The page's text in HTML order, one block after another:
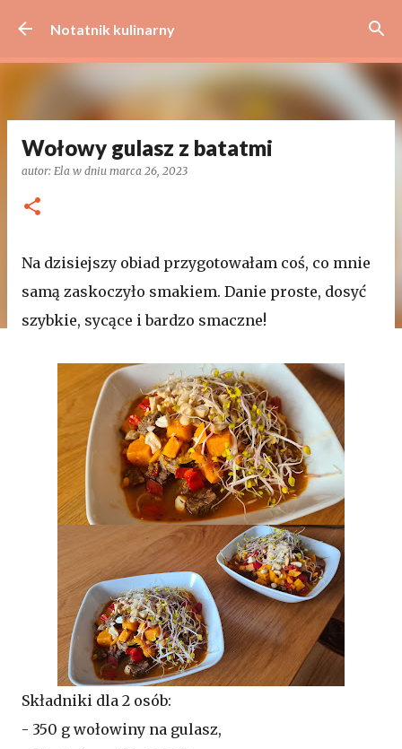
Przejdź do głównej zawartości
Notatnik kulinarny
Wołowy gulasz z batatmi
autor: Ela w dniu marca 26, 2023
Na dzisiejszy obiad przygotowałam coś, co mnie
samą zaskoczyło smakiem. Danie proste, dosyć
szybkie, sycące i bardzo smaczne!
Składniki dla 2 osób:
- 350 g wołowiny na gulasz,